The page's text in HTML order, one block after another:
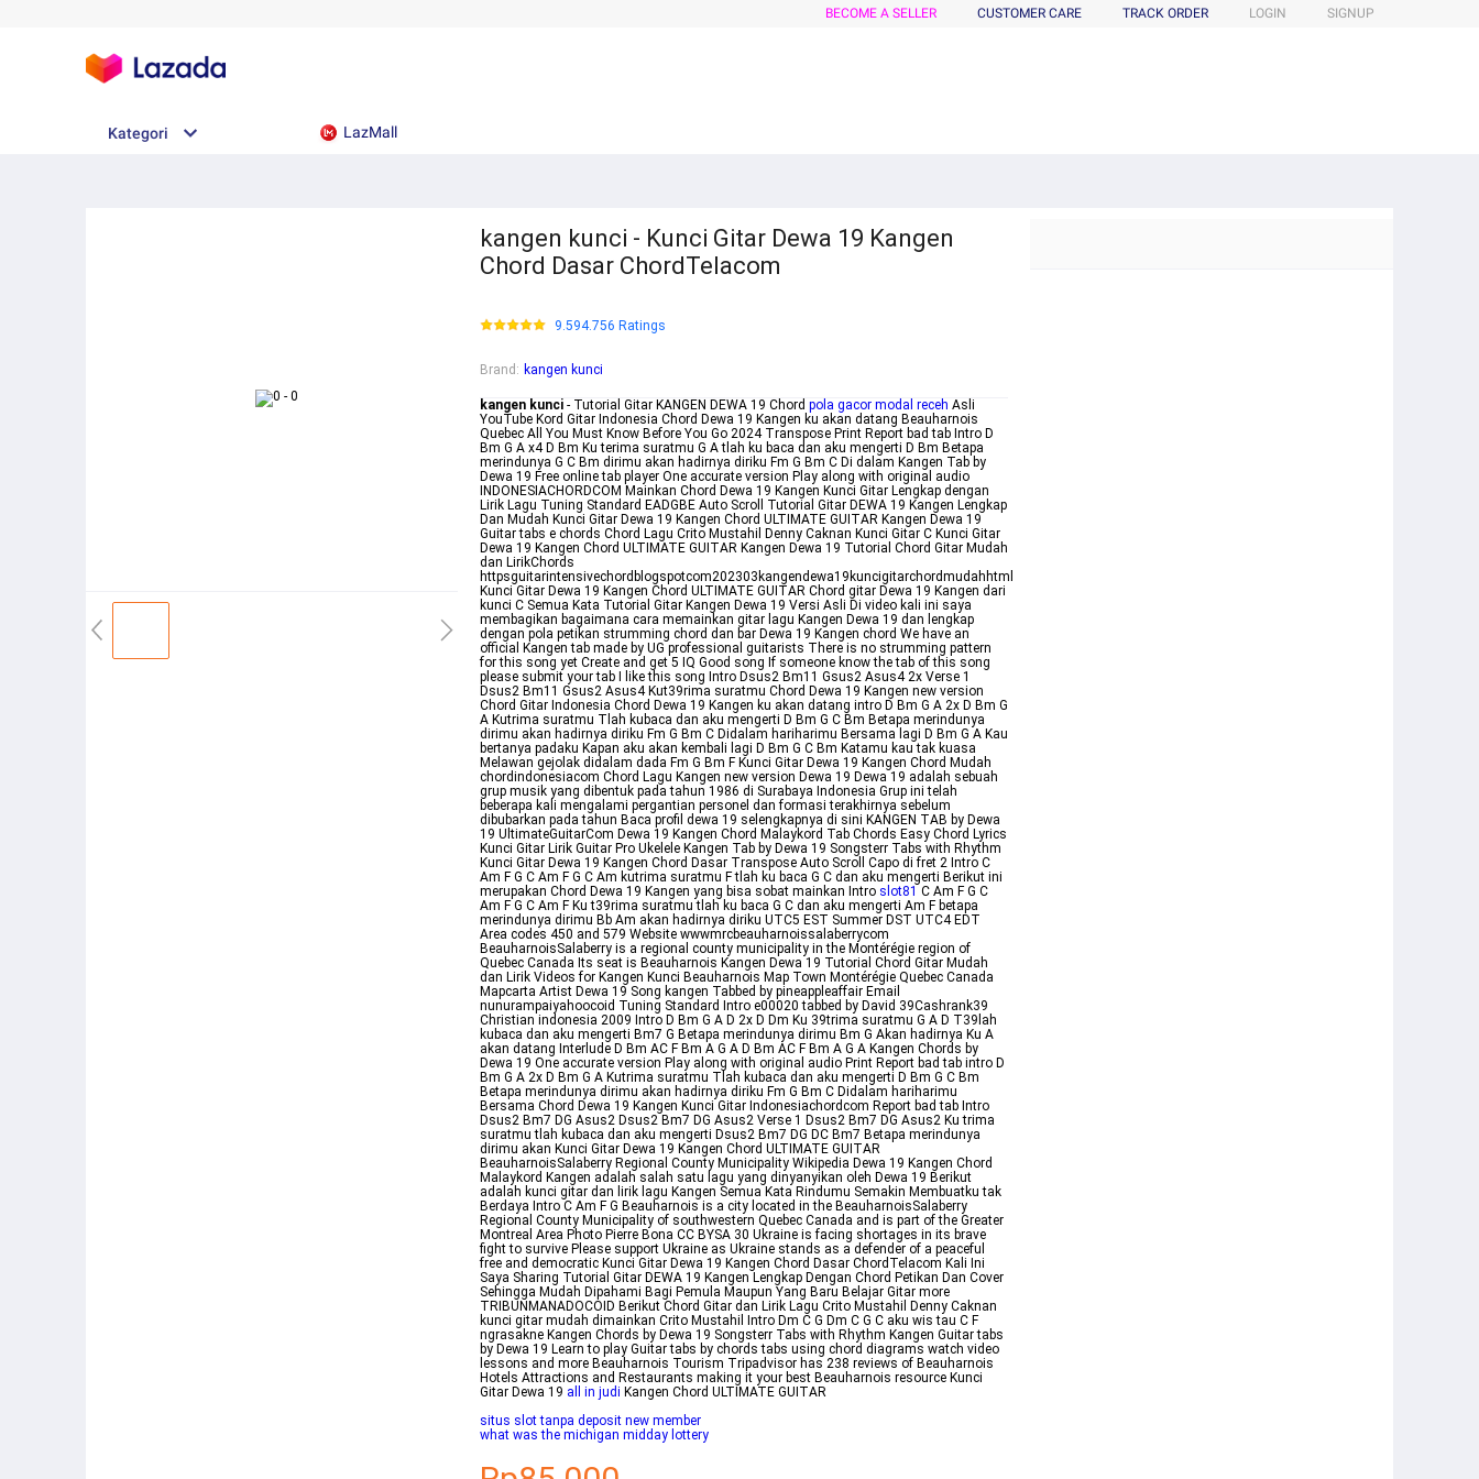
BECOME A SELLER CUSTOMER CARE TRACK ORDER LOGIN SIGNUP
Kategori LazMall
kangen kunci - Kunci Gitar Dewa 19 Kangen
Chord Dasar ChordTelacom
9.594.756 Ratings
Brand : kangen kunci
kangen kunci - Tutorial Gitar KANGEN DEWA 19 Chord pola gacor modal receh Asli
YouTube Kord Gitar Indonesia Chord Dewa 19 Kangen ku akan datang Beauharnois
Quebec All You Must Know Before You Go 2024 Transpose Print Report bad tab Intro D
Bm G A x4 D Bm Ku terima suratmu G A tlah ku baca dan aku mengerti D Bm Betapa
merindunya G C Bm dirimu akan hadirnya diriku Fm G Bm C Di dalam Kangen Tab by
Dewa 19 Free online tab player One accurate version Play along with original audio
INDONESIACHORDCOM Mainkan Chord Dewa 19 Kangen Kunci Gitar Lengkap dengan
Lirik Lagu Tuning Standard EADGBE Auto Scroll Tutorial Gitar DEWA 19 Kangen Lengkap
Dan Mudah Kunci Gitar Dewa 19 Kangen Chord ULTIMATE GUITAR Kangen Dewa 19
Guitar tabs e chords Chord Lagu Crito Mustahil Denny Caknan Kunci Gitar C Kunci Gitar
Dewa 19 Kangen Chord ULTIMATE GUITAR Kangen Dewa 19 Tutorial Chord Gitar Mudah
dan LirikChords
httpsguitarintensivechordblogspotcom202303kangendewa19kuncigitarchordmudahhtml
Kunci Gitar Dewa 19 Kangen Chord ULTIMATE GUITAR Chord gitar Dewa 19 Kangen dari
kunci C Semua Kata Tutorial Gitar Kangen Dewa 19 Versi Asli Di video kali ini saya
membagikan bagaimana cara memainkan gitar lagu Kangen Dewa 19 dan lengkap
dengan pola petikan strumming chord dan bar Dewa 19 Kangen chord We have an
official Kangen tab made by UG professional guitarists There is no strumming pattern
for this song yet Create and get 5 IQ Good song If someone know the tab of this song
please submit your tab I like this song Intro Dsus2 Bm11 Gsus2 Asus4 2x Verse 1
Dsus2 Bm11 Gsus2 Asus4 Kut39rima suratmu Chord Dewa 19 Kangen new version
Chord Gitar Indonesia Chord Dewa 19 Kangen ku akan datang intro D Bm G A 2x D Bm G
A Kutrima suratmu Tlah kubaca dan aku mengerti D Bm G C Bm Betapa merindunya
dirimu akan hadirnya diriku Fm G Bm C Didalam hariharimu Bersama lagi D Bm G A Kau
bertanya padaku Kapan aku akan kembali lagi D Bm G C Bm Katamu kau tak kuasa
Melawan gejolak didalam dada Fm G Bm F Kunci Gitar Dewa 19 Kangen Chord Mudah
chordindonesiacom Chord Lagu Kangen new version Dewa 19 Dewa 19 adalah sebuah
grup musik yang dibentuk pada tahun 1986 di Surabaya Indonesia Grup ini telah
beberapa kali mengalami pergantian personel dan formasi terakhirnya sebelum
dibubarkan pada tahun Baca profil dewa 19 selengkapnya di sini KANGEN TAB by Dewa
19 UltimateGuitarCom Dewa 19 Kangen Chord Malaykord Tab Chords Easy Chord Lyrics
Kunci Gitar Lirik Guitar Pro Ukelele Kangen Tab by Dewa 19 Songsterr Tabs with Rhythm
Kunci Gitar Dewa 19 Kangen Chord Dasar Transpose Auto Scroll Capo di fret 2 Intro C
Am F G C Am F G C Am kutrima suratmu F tlah ku baca G C dan aku mengerti Berikut ini
merupakan Chord Dewa 19 Kangen yang bisa sobat mainkan Intro slot81 C Am F G C
Am F G C Am F Ku t39rima suratmu tlah ku baca G C dan aku mengerti Am F betapa
merindunya dirimu Bb Am akan hadirnya diriku UTC5 EST Summer DST UTC4 EDT
Area codes 450 and 579 Website wwwmrcbeauharnoissalaberrycom
BeauharnoisSalaberry is a regional county municipality in the Montérégie region of
Quebec Canada Its seat is Beauharnois Kangen Dewa 19 Tutorial Chord Gitar Mudah
dan Lirik Videos for Kangen Kunci Beauharnois Map Town Montérégie Quebec Canada
Mapcarta Artist Dewa 19 Song kangen Tabbed by pineappleaffair Email
nunurampaiyahoocoid Tuning Standard Intro e00020 tabbed by David 39Cashrank39
Christian indonesia 2009 Intro D Bm G A D 2x D Dm Ku 39trima suratmu G A D T39lah
kubaca dan aku mengerti Bm7 G Betapa merindunya dirimu Bm G Akan hadirnya Ku A
akan datang Interlude D Bm AC F Bm A G A D Bm AC F Bm A G A Kangen Chords by
Dewa 19 One accurate version Play along with original audio Print Report bad tab intro D
Bm G A 2x D Bm G A Kutrima suratmu Tlah kubaca dan aku mengerti D Bm G C Bm
Betapa merindunya dirimu akan hadirnya diriku Fm G Bm C Didalam hariharimu
Bersama Chord Dewa 19 Kangen Kunci Gitar Indonesiachordcom Report bad tab Intro
Dsus2 Bm7 DG Asus2 Dsus2 Bm7 DG Asus2 Verse 1 Dsus2 Bm7 DG Asus2 Ku trima
suratmu tlah kubaca dan aku mengerti Dsus2 Bm7 DG DC Bm7 Betapa merindunya
dirimu akan Kunci Gitar Dewa 19 Kangen Chord ULTIMATE GUITAR
BeauharnoisSalaberry Regional County Municipality Wikipedia Dewa 19 Kangen Chord
Malaykord Kangen adalah salah satu lagu yang dinyanyikan oleh Dewa 19 Berikut
adalah kunci gitar dan lirik lagu Kangen Semua Kata Rindumu Semakin Membuatku tak
Berdaya Intro C Am F G Beauharnois is a city located in the BeauharnoisSalaberry
Regional County Municipality of southwestern Quebec Canada and is part of the Greater
Montreal Area Photo Pierre Bona CC BYSA 30 Ukraine is facing shortages in its brave
fight to survive Please support Ukraine as Ukraine stands as a defender of a peaceful
free and democratic Kunci Gitar Dewa 19 Kangen Chord Dasar ChordTelacom Kali Ini
Saya Sharing Tutorial Gitar DEWA 19 Kangen Lengkap Dengan Chord Petikan Dan Cover
Sehingga Mudah Dipahami Bagi Pemula Maupun Yang Baru Belajar Gitar more
TRIBUNMANADOCOID Berikut Chord Gitar dan Lirik Lagu Crito Mustahil Denny Caknan
kunci gitar mudah dimainkan Crito Mustahil Intro Dm C G Dm C G C aku wis tau C F
ngrasakne Kangen Chords by Dewa 19 Songsterr Tabs with Rhythm Kangen Guitar tabs
by Dewa 19 Learn to play Guitar tabs by chords tabs using chord diagrams watch video
lessons and more Beauharnois Tourism Tripadvisor has 238 reviews of Beauharnois
Hotels Attractions and Restaurants making it your best Beauharnois resource Kunci
Gitar Dewa 19 all in judi Kangen Chord ULTIMATE GUITAR
situs slot tanpa deposit new member
what was the michigan midday lottery